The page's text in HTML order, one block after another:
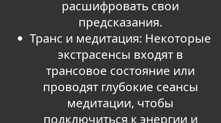
расшифровать свои
предсказания.
Транс и медитация: Некоторые
экстрасенсы входят в
трансовое состояние или
проводят глубокие сеансы
медитации, чтобы
подключиться к энергии и